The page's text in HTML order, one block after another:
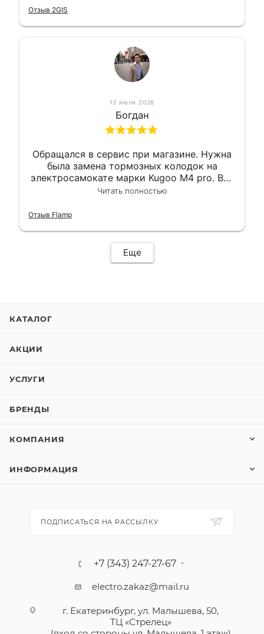
гарантии, поэтому и обратился в этот
Отзыв 2GIS
13 июля 2026
Богдан
Обращался в сервис при магазине. Нужна
была замена тормозных колодок на
электросамокате марки Kugoo M4 pro. Всё
сделали в лучшем виде и в максимально
гарантии, поэтому и обратился в этот
Читать полностью
Отзыв Flamp
Еще
КАТАЛОГ
АКЦИИ
УСЛУГИ
БРЕНДЫ
КОМПАНИЯ
ИНФОРМАЦИЯ
ПОДПИСАТЬСЯ НА РАССЫЛКУ
+7 (343) 247-27-67
electro.zakaz@mail.ru
г. Екатеринбург, ул. Малышева, 50,
ТЦ «Стрелец»